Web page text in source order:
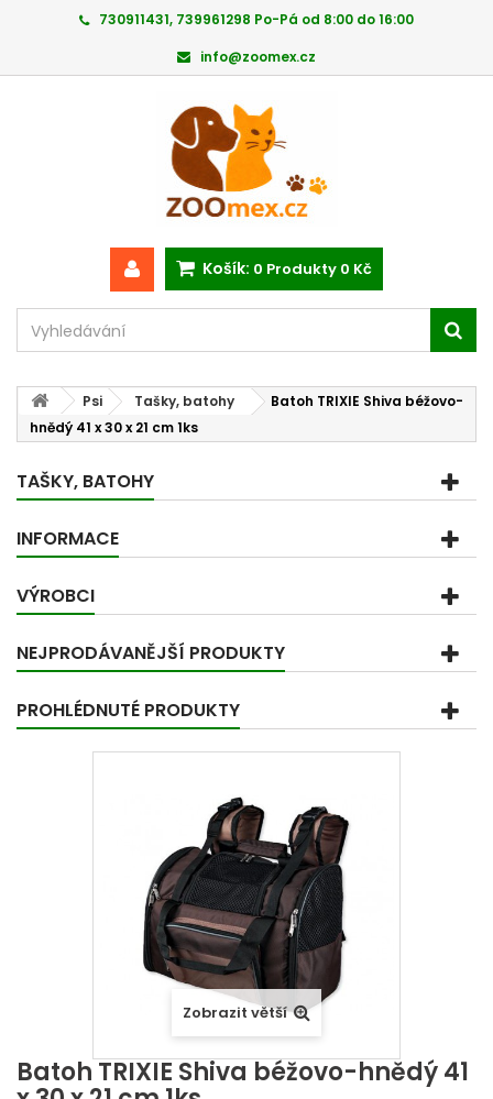
730911431, 739961298 Po-Pá od 8:00 do 16:00
info@zoomex.cz
Košík: 0 Produkty 0 Kč
Psi Tašky, batohy
Batoh TRIXIE Shiva béžovo-
hnědý 41 x 30 x 21 cm 1ks
TAŠKY, BATOHY
INFORMACE
VÝROBCI
NEJPRODÁVANĚJŠÍ PRODUKTY
PROHLÉDNUTÉ PRODUKTY
Zobrazit větší
Batoh TRIXIE Shiva béžovo-hnědý 41